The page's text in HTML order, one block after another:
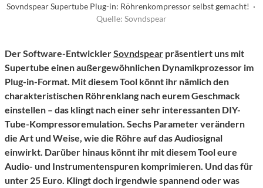
Sovndspear Supertube Plug-in: Röhrenkompressor selbst gemacht! ·
Quelle: Sovndspear
Der Software-EntwicklerSovndspear präsentiert uns mit
Supertube einen außergewöhnlichen Dynamikprozessor im
Plug-in-Format. Mit diesem Tool könnt ihr nämlich den
charakteristischen Röhrenklang nach eurem Geschmack
einstellen – das klingt nach einer sehr interessanten DIY-
Tube-Kompressoremulation. Sechs Parameter verändern
die Art und Weise, wie die Röhre auf das Audiosignal
einwirkt. Darüber hinaus könnt ihr mit diesem Tool eure
Audio- und Instrumentenspuren komprimieren. Und das für
unter 25 Euro. Klingt doch irgendwie spannend oder was